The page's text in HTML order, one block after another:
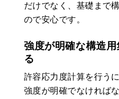
だけでなく、基礎まで
ので安心です。
強度が明確な構造
る
許容応力度計算を行う
強度が明確でなければ